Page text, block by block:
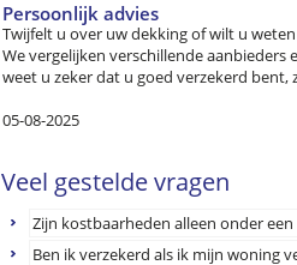
Persoonlijk advies
Twijfelt u over uw dekking of wilt u
We vergelijken verschillende aanbieders
weet u zeker dat u goed verzekerd bent,
05-08-2025
Veel gestelde vragen
Zijn kostbaarheden alleen onder
Ben ik verzekerd als ik mijn woning